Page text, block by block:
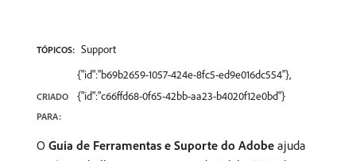
TÓPICOS: Support
CRIADO
PARA:
{"id":"b69b2659-1057-424e-8fc5-ed9e016dc554"},
{"id":"c66ffd68-0f65-42bb-aa23-b4020f12e0bd"}
O Guia de Ferramentas e Suporte do Adobe ajuda